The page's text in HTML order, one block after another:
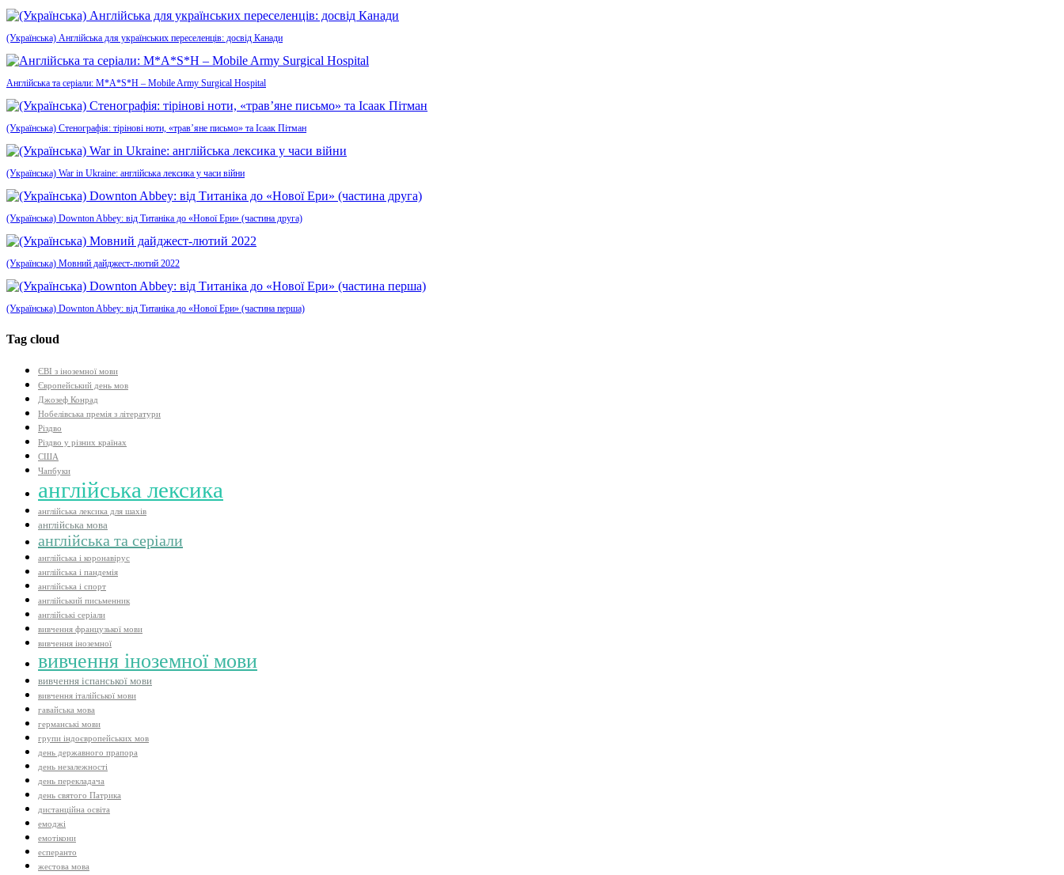
(Українська) Англійська для українських переселенців: досвід Канади
Англійська та серіали: M*A*S*H – Mobile Army Surgical Hospital
(Українська) Стенографія: тірінові ноти, «трав’яне письмо» та Ісаак Пітман
(Українська) War in Ukraine: англійська лексика у часи війни
(Українська) Downton Abbey: від Титаніка до «Нової Ери» (частина друга)
(Українська) Мовний дайджест-лютий 2022
(Українська) Downton Abbey: від Титаніка до «Нової Ери» (частина перша)
Tag cloud
ЄВІ з іноземної мови
Європейський день мов
Джозеф Конрад
Нобелівська премія з літератури
Різдво
Різдво у різних країнах
США
Чапбуки
англійська лексика
англійська лексика для шахів
англійська мова
англійська та серіали
англійська і коронавірус
англійська і пандемія
англійська і спорт
англійський письменник
англійські серіали
вивчення французької мови
вивчення іноземної
вивчення іноземної мови
вивчення іспанської мови
вивчення італійської мови
гавайська мова
германські мови
групи індоєвропейських мов
день державного прапора
день незалежності
день перекладача
день святого Патрика
дистанційна освіта
емоджі
емотікони
есперанто
жестова мова